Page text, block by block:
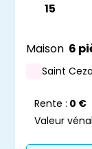
15
Maison 6
Saint
Rente : 0 €
Valeur